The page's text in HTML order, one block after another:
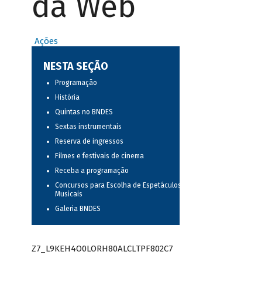
Ações
NESTA SEÇÃO
Programação
História
Quintas no BNDES
Sextas instrumentais
Reserva de ingressos
Filmes e festivais de cinema
Receba a programação
Concursos para Escolha de Espetáculos
Musicais
Galeria BNDES
Z7_L9KEH4O0LORH80ALCLTPF802C7